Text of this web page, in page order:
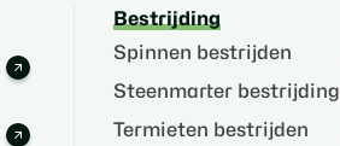
Bestrijding
Spinnen bestrijden
Steenmarter bestrijding
Termieten bestrijden